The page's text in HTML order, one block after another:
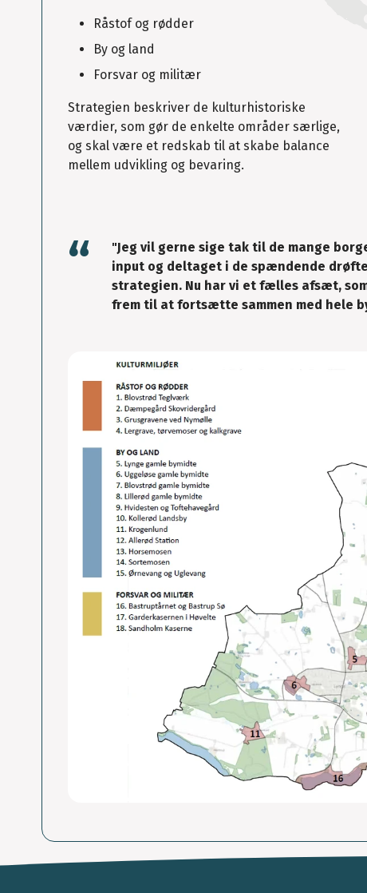
Råstof og rødder
By og land
Forsvar og militær
Strategien beskriver de kulturhistoriske
værdier, som gør de enkelte områder særlige,
og skal være et redskab til at skabe balance
mellem udvikling og bevaring.
"Jeg vil gerne sige tak til de mange
input og deltaget i de spændende
strategien. Nu har vi et fælles afsæt,
frem til at fortsætte sammen med hele